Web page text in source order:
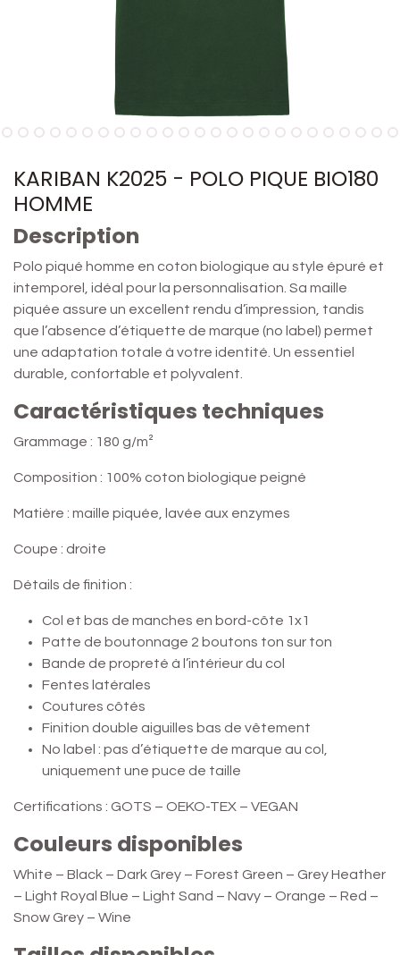
KARIBAN K2025 - POLO PIQUE BIO180
HOMME
Description
Polo piqué homme en coton biologique au style épuré et
intemporel, idéal pour la personnalisation. Sa maille
piquée assure un excellent rendu d’impression, tandis
que l’absence d’étiquette de marque (no label) permet
une adaptation totale à votre identité. Un essentiel
durable, confortable et polyvalent.
Caractéristiques techniques
Grammage : 180 g/m²
Composition : 100% coton biologique peigné
Matière : maille piquée, lavée aux enzymes
Coupe : droite
Détails de finition :
Col et bas de manches en bord-côte 1x1
Patte de boutonnage 2 boutons ton sur ton
Bande de propreté à l’intérieur du col
Fentes latérales
Coutures côtés
Finition double aiguilles bas de vêtement
No label : pas d’étiquette de marque au col,
uniquement une puce de taille
Certifications : GOTS – OEKO-TEX – VEGAN
Couleurs disponibles
White – Black – Dark Grey – Forest Green – Grey Heather
– Light Royal Blue – Light Sand – Navy – Orange – Red –
Snow Grey – Wine